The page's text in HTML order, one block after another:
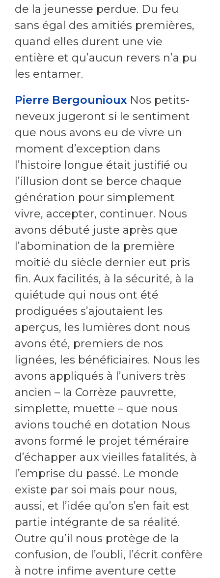
de la jeunesse perdue. Du feu
sans égal des amitiés premières,
quand elles durent une vie
entière et qu’aucun revers n’a pu
les entamer.
Pierre Bergounioux Nos petits-
neveux jugeront si le sentiment
que nous avons eu de vivre un
moment d’exception dans
l’histoire longue était justifié ou
l’illusion dont se berce chaque
génération pour simplement
vivre, accepter, continuer. Nous
avons débuté juste après que
l’abomination de la première
moitié du siècle dernier eut pris
fin. Aux facilités, à la sécurité, à la
quiétude qui nous ont été
prodiguées s’ajoutaient les
aperçus, les lumières dont nous
avons été, premiers de nos
lignées, les bénéficiaires. Nous les
avons appliqués à l’univers très
ancien – la Corrèze pauvrette,
simplette, muette – que nous
avions touché en dotation Nous
avons formé le projet téméraire
d’échapper aux vieilles fatalités, à
l’emprise du passé. Le monde
existe par soi mais pour nous,
aussi, et l’idée qu’on s’en fait est
partie intégrante de sa réalité.
Outre qu’il nous protège de la
confusion, de l’oubli, l’écrit confère
à notre infime aventure cette